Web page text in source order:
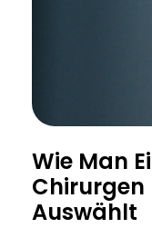
Wie Man
Chirurgen
Auswählt